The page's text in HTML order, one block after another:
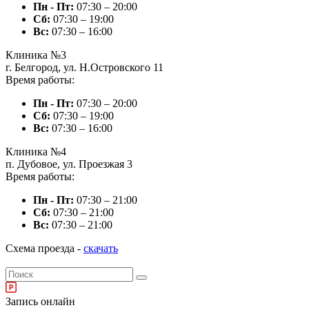
Пн - Пт: 07:30 – 20:00
Сб: 07:30 – 19:00
Вc: 07:30 – 16:00
Клиника №3
г. Белгород, ул. Н.Островского 11
Время работы:
Пн - Пт: 07:30 – 20:00
Сб: 07:30 – 19:00
Вc: 07:30 – 16:00
Клиника №4
п. Дубовое, ул. Проезжая 3
Время работы:
Пн - Пт: 07:30 – 21:00
Сб: 07:30 – 21:00
Вc: 07:30 – 21:00
Схема проезда - скачать
Запись онлайн